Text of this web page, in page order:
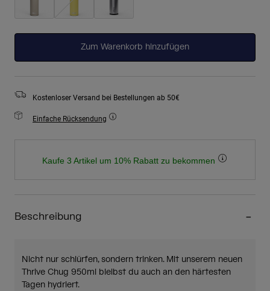
Zum Warenkorb hinzufügen
Kostenloser Versand bei Bestellungen ab 50€
Einfache Rücksendung
Kaufe 3 Artikel um 10% Rabatt zu bekommen
Beschreibung
Nicht nur schlürfen, sondern trinken. Mit unserem neuen
Thrive Chug 950ml bleibst du auch an den härtesten
Tagen hydriert.